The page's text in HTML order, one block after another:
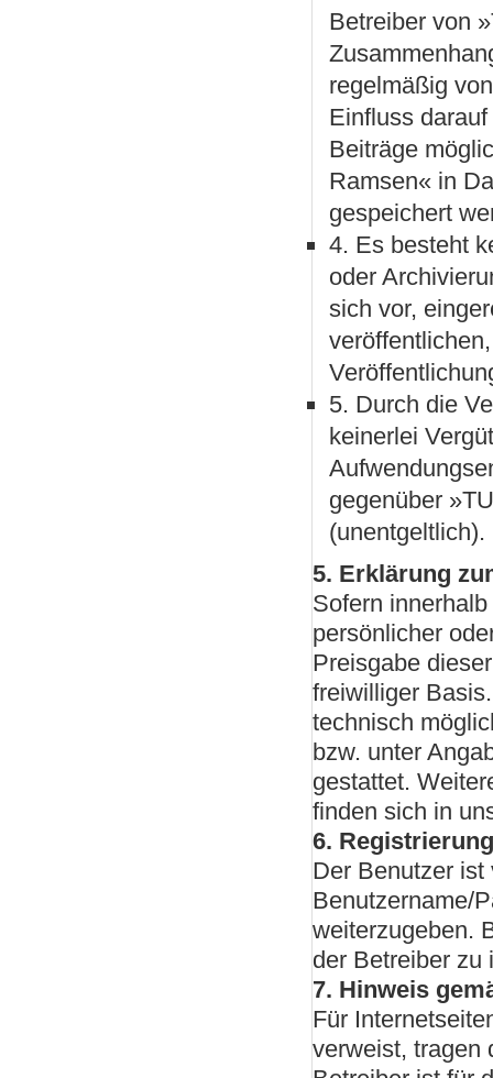
Betreiber von
regelmäßig
Einfluss
Beiträge
Ramsen« in
gespeichert
4. Es besteht
oder
sich vor,
5. Durch die
keinerlei
gegenüber
(unentgeltlich).
5. Erklärung
Sofern
persönlicher
Preisgabe
freiwilliger
technisch
bzw. unter
gestattet.
finden sich in
6.
Der Benutzer
Benutzername/
weiterzugeben.
der Betreiber zu
7. Hinweis
Für
verweist, tragen